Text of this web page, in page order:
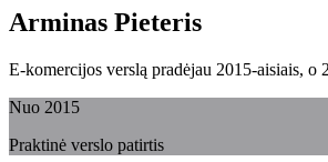
Arminas Pieteris
E-komercijos verslą pradėjau 2015-aisiais,
Nuo 2015
Praktinė verslo patirtis